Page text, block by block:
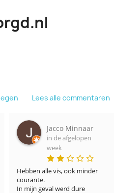
Lees alle commentaren
Jacco Minnaar
in de afgelopen
week
Hebben alle vis, ook minder
courante.
In mijn geval werd dure